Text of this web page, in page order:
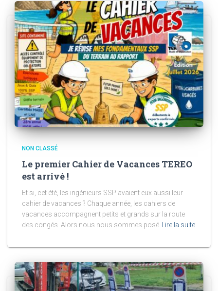
NON CLASSÉ
Le premier Cahier de Vacances TEREO
est arrivé !
Et si, cet été, les ingénieurs SSP avaient eux aussi leur
cahier de vacances ? Chaque année, les cahiers de
vacances accompagnent petits et grands sur la route
des congés. Alors nous nous sommes posé
Lire la suite